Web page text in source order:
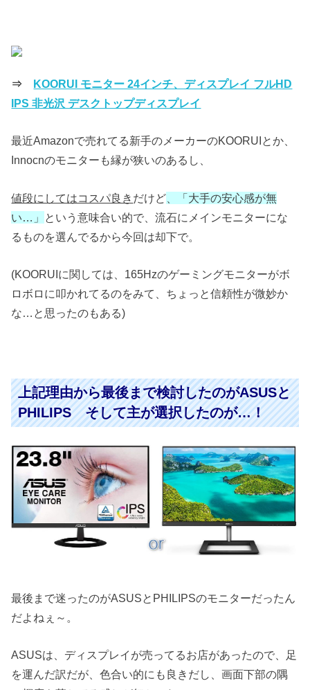
⇒ KOORUI モニター 24インチ、ディスプレイ フルHD
IPS 非光沢 デスクトップディスプレイ
最近Amazonで売れてる新手のメーカーのKOORUIとか、
Innocnのモニターも縁が狭いのあるし、
値段にしてはコスパ良き だけど 、「大手の安心感が無
い…」 という意味合い的で、流石にメインモニターにな
るものを選んでるから今回は却下で。
(KOORUIに関しては、165Hzのゲーミングモニターがボ
ロボロに叩かれてるのをみて、ちょっと信頼性が微妙か
な…と思ったのもある)
上記理由から最後まで検討したのがASUSと
PHILIPS そして主が選択したのが…！
最後まで迷ったのがASUSとPHILIPSのモニターだったん
だよねぇ～。
ASUSは、ディスプレイが売ってるお店があったので、足
を運んだ訳だが、色合い的にも良きだし、画面下部の隅